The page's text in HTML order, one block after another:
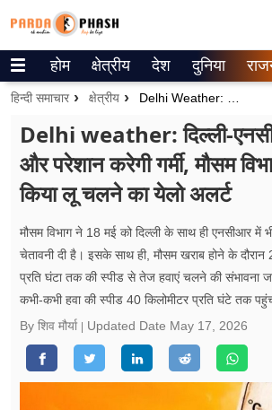
Trending on Google News
वेब स्टोरीज
उत्तर प्रदेश
गैलरी
वीडियो
रिलेशनशिप
जीवन मंत्रा
होम क्षेत्रीय देश दुनिया
हिन्दी समाचार क्षेत्रीय
Delhi weather: दिल्ली-
और परेशान करेगी गर्मी, मौसम
किया लू चलने का येलो अलर्ट
मौसम विभाग ने 18 मई को दिल्ली के साथ ही एनसीआर में
चेतावनी दी है। इसके साथ ही, मौसम खराब होने के
प्रति घंटा तक की स्पीड से तेज हवाएं चलने की संभावना
कभी-कभी हवा की स्पीड 40 किलोमीटर प्रति घंटे तक
By शिव मौर्या
Updated Date May 17, 2026